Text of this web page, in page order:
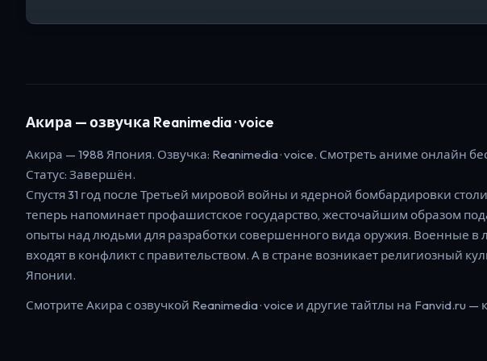
Акира — озвучка Reanimedia · voice
Акира — 1988 Япония. Озвучка: Reanimedia · voice. Смотреть аниме онлайн
Статус: Завершён.
Спустя 31 год после Третьей мировой войны и ядерной бомбардировки
теперь напоминает профашистское государство, жесточайшим образом
опыты над людьми для разработки совершенного вида оружия. Военные в
входят в конфликт с правительством. А в стране возникает религиозный
Японии.
Смотрите Акира с озвучкой Reanimedia · voice и другие тайтлы на Fanvid.ru —